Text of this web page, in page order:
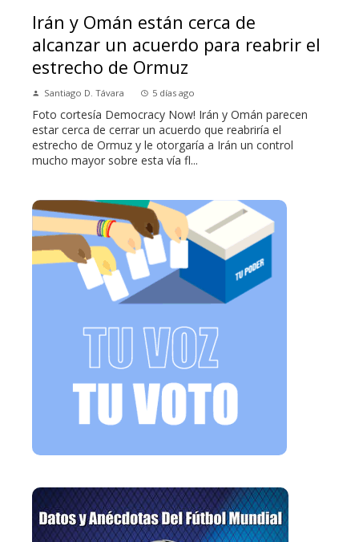
Irán y Omán están cerca de
alcanzar un acuerdo para reabrir el
estrecho de Ormuz
Santiago D. Távara 5 días ago
Foto cortesía Democracy Now! Irán y Omán parecen
estar cerca de cerrar un acuerdo que reabriría el
estrecho de Ormuz y le otorgaría a Irán un control
mucho mayor sobre esta vía fl...